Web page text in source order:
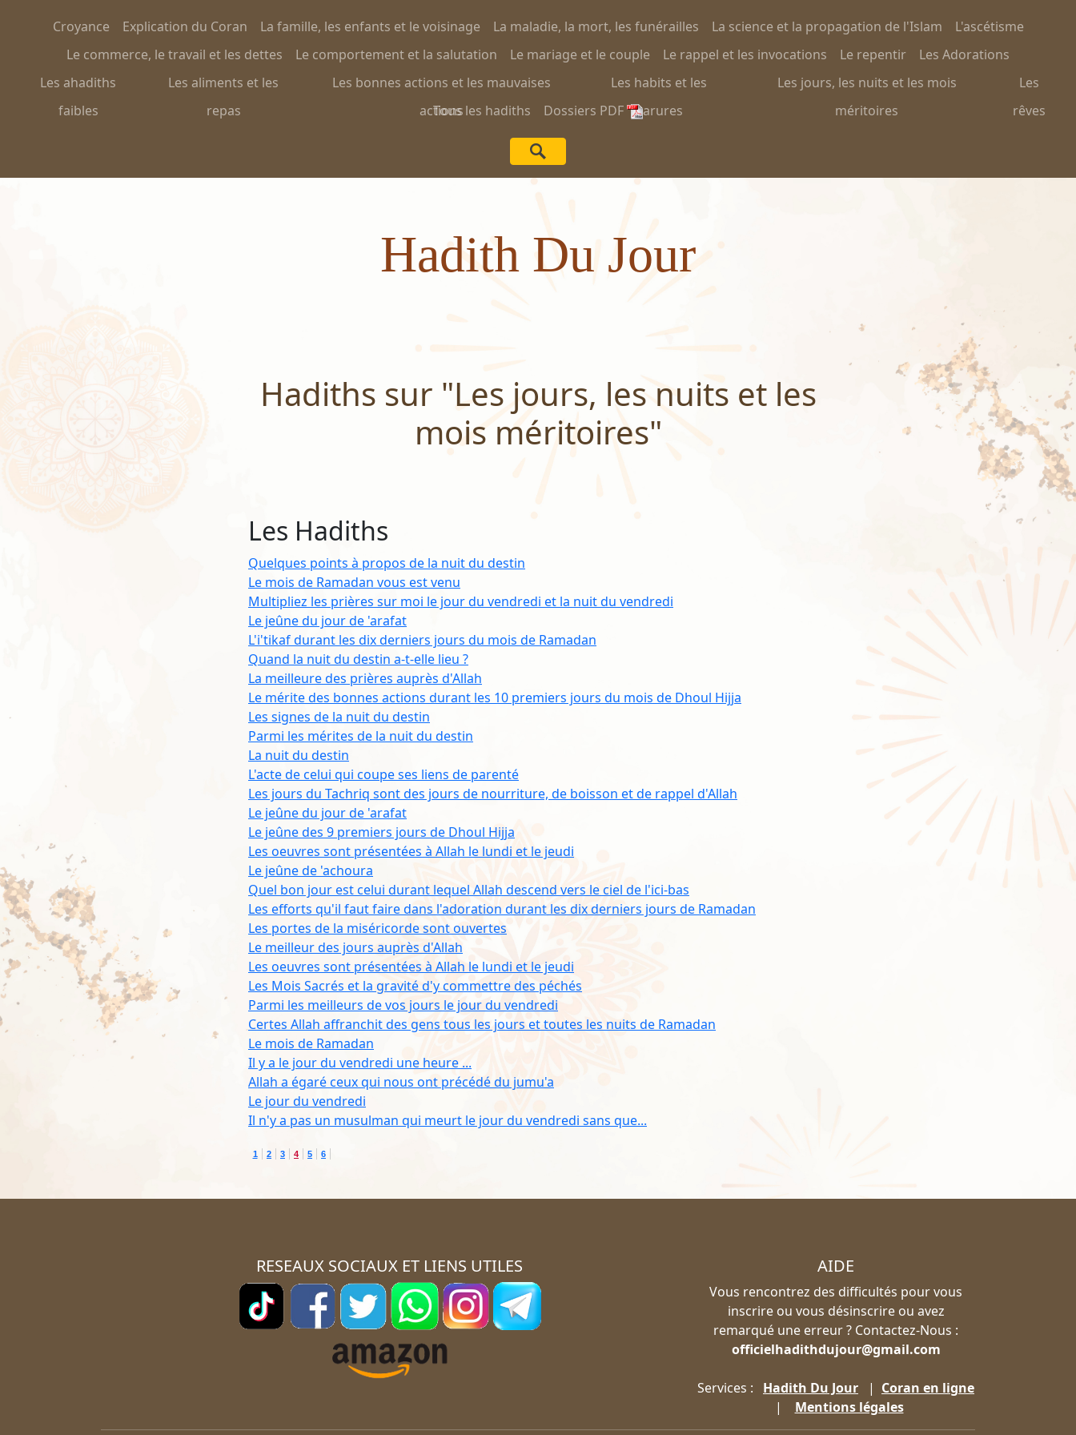
Croyance Explication du Coran La famille, les enfants et le voisinage La maladie, la mort, les funérailles La science et la propagation de l'Islam
L'ascétisme
Le commerce, le travail et les dettes
Le comportement et la salutation Le mariage et le couple Le rappel et les invocations Le repentir
Les Adorations
Les ahadiths
faibles
Les aliments et les
repas
Les bonnes actions et les mauvaises
actions
Les habits et les
parures
Les jours, les nuits et les mois
méritoires
Les
rêves
Tous les hadiths Dossiers PDF
Hadith Du Jour
Hadiths sur "Les jours, les nuits et les
mois méritoires"
Les Hadiths
Quelques points à propos de la nuit du destin
Le mois de Ramadan vous est venu
Multipliez les prières sur moi le jour du vendredi et la nuit du vendredi
Le jeûne du jour de 'arafat
L'i'tikaf durant les dix derniers jours du mois de Ramadan
Quand la nuit du destin a-t-elle lieu ?
La meilleure des prières auprès d'Allah
Le mérite des bonnes actions durant les 10 premiers jours du mois de Dhoul Hijja
Les signes de la nuit du destin
Parmi les mérites de la nuit du destin
La nuit du destin
L'acte de celui qui coupe ses liens de parenté
Les jours du Tachriq sont des jours de nourriture, de boisson et de rappel d'Allah
Le jeûne du jour de 'arafat
Le jeûne des 9 premiers jours de Dhoul Hijja
Les oeuvres sont présentées à Allah le lundi et le jeudi
Le jeûne de 'achoura
Quel bon jour est celui durant lequel Allah descend vers le ciel de l'ici-bas
Les efforts qu'il faut faire dans l'adoration durant les dix derniers jours de Ramadan
Les portes de la miséricorde sont ouvertes
Le meilleur des jours auprès d'Allah
Les oeuvres sont présentées à Allah le lundi et le jeudi
Les Mois Sacrés et la gravité d'y commettre des péchés
Parmi les meilleurs de vos jours le jour du vendredi
Certes Allah affranchit des gens tous les jours et toutes les nuits de Ramadan
Le mois de Ramadan
Il y a le jour du vendredi une heure ...
Allah a égaré ceux qui nous ont précédé du jumu'a
Le jour du vendredi
Il n'y a pas un musulman qui meurt le jour du vendredi sans que...
1 2 3 4 5 6
RESEAUX SOCIAUX ET LIENS UTILES AIDE
Vous rencontrez des difficultés pour vous
inscrire ou vous désinscrire ou avez
remarqué une erreur ? Contactez-Nous :
officielhadithdujour@gmail.com
Services : Hadith Du Jour | Coran en ligne
| Mentions légales